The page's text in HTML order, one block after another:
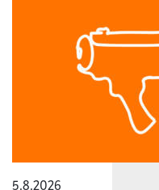
5.8.2026